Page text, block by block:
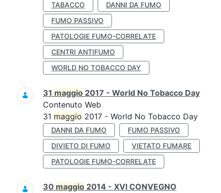
TABACCO
DANNI DA FUMO
FUMO PASSIVO
PATOLOGIE FUMO-CORRELATE
CENTRI ANTIFUMO
WORLD NO TOBACCO DAY
31 maggio 2017 - World No Tobacco Day
Contenuto Web
31 maggio 2017 - World No Tobacco Day
DANNI DA FUMO
FUMO PASSIVO
DIVIETO DI FUMO
VIETATO FUMARE
PATOLOGIE FUMO-CORRELATE
30 maggio 2014 - XVI CONVEGNO